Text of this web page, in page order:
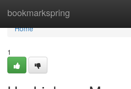
bookmarkspring
Home
Home
1